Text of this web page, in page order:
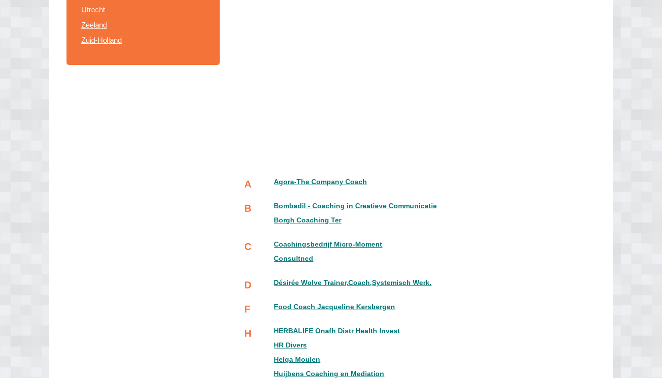
Utrecht
Zeeland
Zuid-Holland
A Agora-The Company Coach
B
Bombadil - Coaching in Creatieve Communicatie
Borgh Coaching Ter
C
Coachingsbedrijf Micro-Moment
Consultned
D Désirée Wolve Trainer,Coach,Systemisch Werk.
F Food Coach Jacqueline Kersbergen
H
HERBALIFE Onafh Distr Health Invest
HR Divers
Helga Moulen
Huijbens Coaching en Mediation